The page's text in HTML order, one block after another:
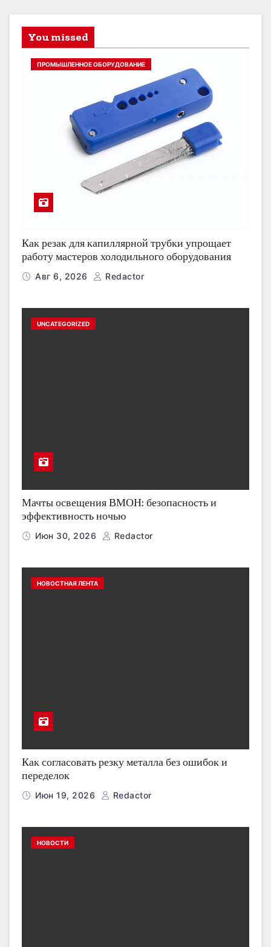
You missed
ПРОМЫШЛЕННОЕ ОБОРУДОВАНИЕ
Как резак для капиллярной трубки упрощает
работу мастеров холодильного оборудования
Авг 6, 2026 Redactor
UNCATEGORIZED
Мачты освещения ВМОН: безопасность и
эффективность ночью
Июн 30, 2026 Redactor
НОВОСТНАЯ ЛЕНТА
Как согласовать резку металла без ошибок и
переделок
Июн 19, 2026 Redactor
НОВОСТИ